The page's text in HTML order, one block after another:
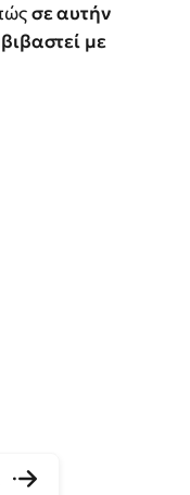
σε αυτήν
με